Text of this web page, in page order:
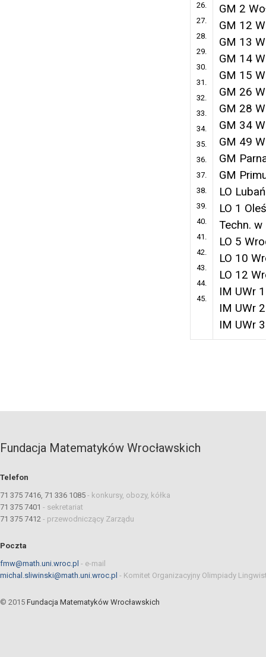
26.
27.
28.
29.
30.
31.
32.
33.
34.
35.
36.
37.
38.
39.
40.
41.
42.
43.
44.
45.
GM 2
GM 12
GM 13
GM 14
GM 15
GM 26
GM 28
GM 34
GM 49
GM
GM
LO Lubań
LO 1
Techn. w
LO 5
LO 10
LO 12
IM UWr 1
IM UWr 2
IM UWr 3
Fundacja Matematyków Wrocławskich
Telefon
71 375 7416, 71 336 1085 - konkursy, obozy, kółka
71 375 7401 - sekretariat
71 375 7412 - przewodniczący Zarządu
Poczta
fmw@math.uni.wroc.pl - e-mail
michal.sliwinski@math.uni.wroc.pl - Komitet Organizacyjny Olimpiady
© 2015 Fundacja Matematyków Wrocławskich